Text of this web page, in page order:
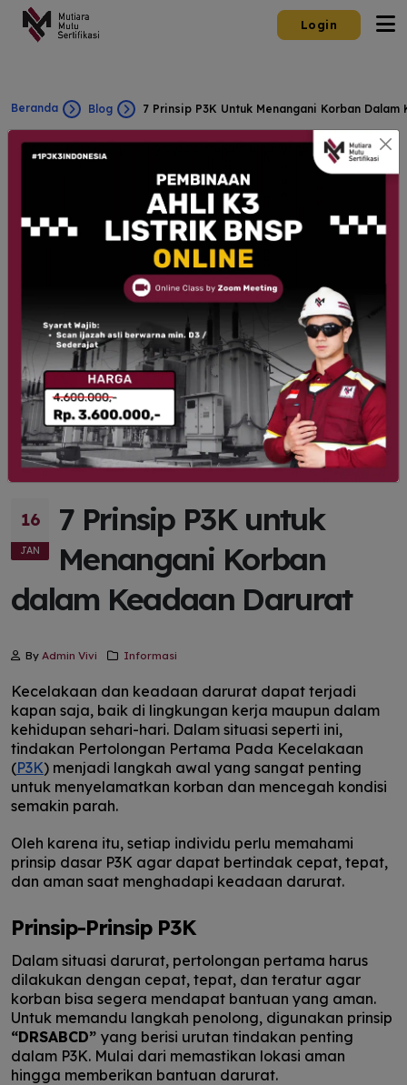
Login
Beranda Blog 7 Prinsip P3K Untuk Menangani Korban Dalam
16
JAN
7 Prinsip P3K untuk
Menangani Korban
dalam Keadaan Darurat
By Admin Vivi Informasi
Kecelakaan dan keadaan darurat dapat terjadi
kapan saja, baik di lingkungan kerja maupun dalam
kehidupan sehari-hari. Dalam situasi seperti ini,
tindakan Pertolongan Pertama Pada Kecelakaan
(P3K) menjadi langkah awal yang sangat penting
untuk menyelamatkan korban dan mencegah kondisi
semakin parah.
Oleh karena itu, setiap individu perlu memahami
prinsip dasar P3K agar dapat bertindak cepat, tepat,
dan aman saat menghadapi keadaan darurat.
Prinsip-Prinsip P3K
Dalam situasi darurat, pertolongan pertama harus
dilakukan dengan cepat, tepat, dan teratur agar
korban bisa segera mendapat bantuan yang aman.
Untuk memandu langkah penolong, digunakan prinsip
“DRSABCD” yang berisi urutan tindakan penting
dalam P3K. Mulai dari memastikan lokasi aman
hingga memberikan bantuan darurat.